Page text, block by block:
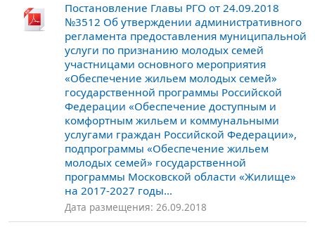
Постановление Главы РГО от 24.09.2018
№3512 Об утверждении административного
регламента предоставления муниципальной
услуги по признанию молодых семей
участницами основного мероприятия
«Обеспечение жильем молодых семей»
государственной программы Российской
Федерации «Обеспечение доступным и
комфортным жильем и коммунальными
услугами граждан Российской Федерации»,
подпрограммы «Обеспечение жильем
молодых семей» государственной
программы Московской области «Жилище»
на 2017-2027 годы...
Дата размещения: 26.09.2018